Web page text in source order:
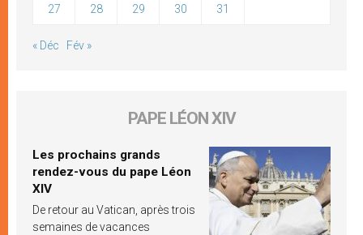
27 28 29 30 31
« Déc Fév »
PAPE LÉON XIV
Les prochains grands
rendez-vous du pape Léon
XIV
De retour au Vatican, après trois
semaines de vacances